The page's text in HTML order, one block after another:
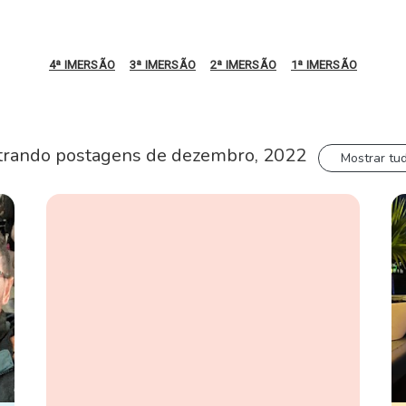
4ª IMERSÃO 3ª IMERSÃO 2ª IMERSÃO 1ª IMERSÃO
postagens de dezembro, 2022 Mostrar